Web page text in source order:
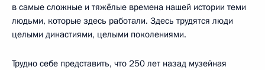
в самые сложные и тяжёлые времена нашей истории теми
людьми, которые здесь работали. Здесь трудятся люди
целыми династиями, целыми поколениями.
Трудно себе представить, что 250 лет назад музейная